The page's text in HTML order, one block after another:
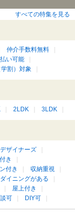
すべての特集を見る
仲介手数料無料
い可能
割）対象
2LDK 3LDK
デザイナーズ
き
付き
収納重視
イニングがある
屋上付き
可 DIY可